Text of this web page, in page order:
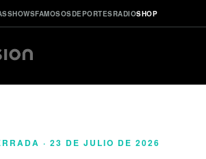
SHOWSFAMOSOSDEPORTESRADIOSHOP
· 23 DE JULIO DE 2026